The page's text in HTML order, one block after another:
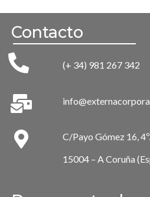
Contacto
(+ 34) 981 267 342
C/Payo Gómez 16,
15004 – A Coruña